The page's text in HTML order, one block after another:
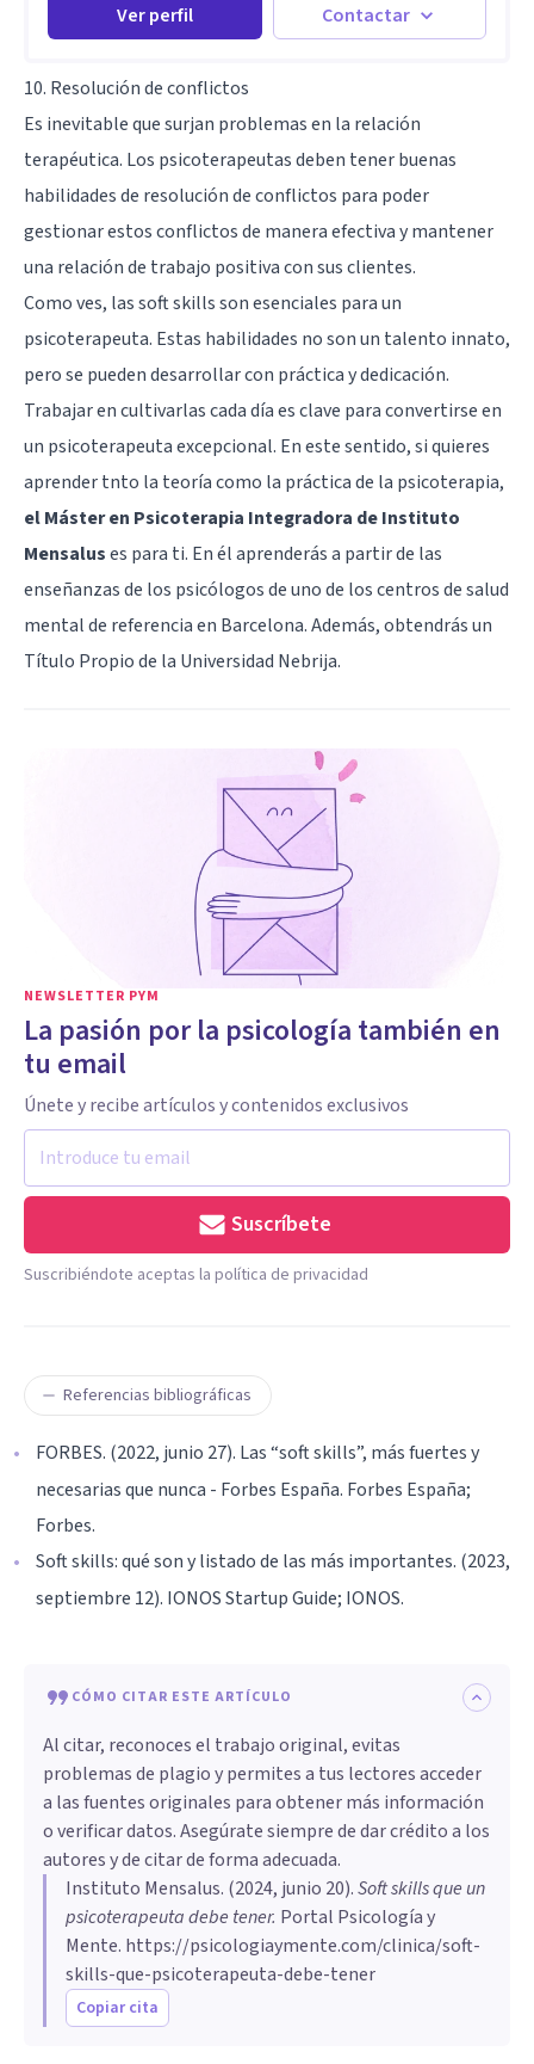
Ver perfil Contactar
10. Resolución de conflictos
Es inevitable que surjan problemas en la relación
terapéutica. Los psicoterapeutas deben tener buenas
habilidades de resolución de conflictos para poder
gestionar estos conflictos de manera efectiva y mantener
una relación de trabajo positiva con sus clientes.
Como ves, las soft skills son esenciales para un
psicoterapeuta. Estas habilidades no son un talento innato,
pero se pueden desarrollar con práctica y dedicación.
Trabajar en cultivarlas cada día es clave para convertirse en
un psicoterapeuta excepcional. En este sentido, si quieres
aprender tnto la teoría como la práctica de la psicoterapia,
elMáster en Psicoterapia Integradora de Instituto
Mensaluses para ti. En él aprenderás a partir de las
enseñanzas de los psicólogos de uno de los centros de salud
mental de referencia en Barcelona. Además, obtendrás un
Título Propio de la Universidad Nebrija.
NEWSLETTER PYM
La pasión por la psicología también en
tu email
Únete y recibe artículos y contenidos exclusivos
Suscríbete
Suscribiéndote aceptas la política de privacidad
Referencias bibliográficas
FORBES. (2022, junio 27). Las “soft skills”, más fuertes y
necesarias que nunca - Forbes España. Forbes España;
Forbes.
Soft skills: qué son y listado de las más importantes. (2023,
septiembre 12). IONOS Startup Guide; IONOS.
CÓMO CITAR ESTE ARTÍCULO
Al citar, reconoces el trabajo original, evitas
problemas de plagio y permites a tus lectores acceder
a las fuentes originales para obtener más información
o verificar datos. Asegúrate siempre de dar crédito a los
autores y de citar de forma adecuada.
Instituto Mensalus. (2024, junio 20).Soft skills que un
psicoterapeuta debe tener. Portal Psicología y
Mente. https://psicologiaymente.com/clinica/soft-
skills-que-psicoterapeuta-debe-tener
Copiar cita